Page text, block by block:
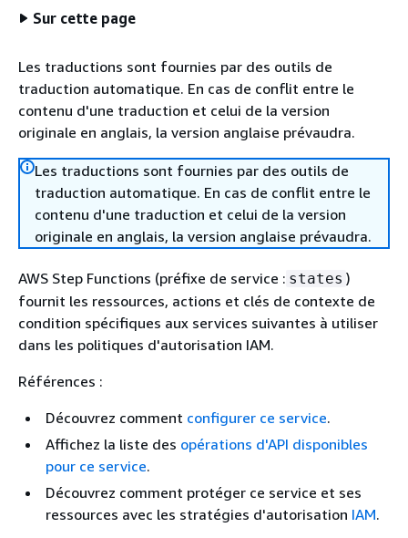
Sur cette page
Les traductions sont fournies par des outils de
traduction automatique. En cas de conflit entre le
contenu d'une traduction et celui de la version
originale en anglais, la version anglaise prévaudra.
Les traductions sont fournies par des outils de
traduction automatique. En cas de conflit entre le
contenu d'une traduction et celui de la version
originale en anglais, la version anglaise prévaudra.
AWS Step Functions (préfixe de service : states )
fournit les ressources, actions et clés de contexte de
condition spécifiques aux services suivantes à utiliser
dans les politiques d'autorisation IAM.
Références :
Découvrez comment configurer ce service.
Affichez la liste des opérations d'API disponibles
pour ce service.
Découvrez comment protéger ce service et ses
ressources avec les stratégies d'autorisation IAM.